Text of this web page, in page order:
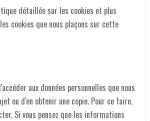
détaillée sur les cookies et plus
cookies que nous plaçons sur cette
aux données personnelles que nous
ou d'en obtenir une copie. Pour ce faire,
. Si vous pensez que les informations